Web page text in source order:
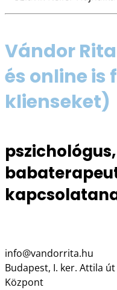
Vándor Rita
és online is
klienseket)
info@vandorrita.hu
Budapest, I. ker. Attila
Központ